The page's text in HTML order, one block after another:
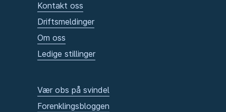
Kontakt oss
Driftsmeldinger
Om oss
Ledige stillinger
Vær obs på svindel
Forenklingsbloggen